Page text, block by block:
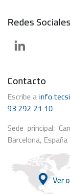
Redes Sociales
Contacto
Escribe a
93 292 21 10
Sede principal:
Barcelona, España